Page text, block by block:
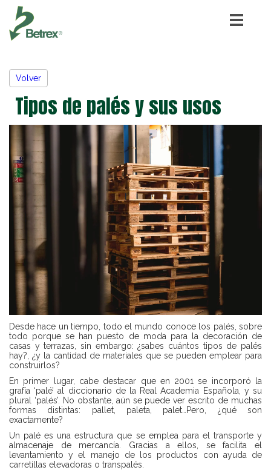
Volver
Tipos de palés y sus usos
Desde hace un tiempo, todo el mundo conoce los palés, sobre
todo porque se han puesto de moda para la decoración de
casas y terrazas, sin embargo: ¿sabes cuántos tipos de palés
hay?, ¿y la cantidad de materiales que se pueden emplear para
construirlos?
En primer lugar, cabe destacar que en 2001 se incorporó la
grafía ‘palé’ al diccionario de la Real Academia Española, y su
plural ‘palés’. No obstante, aún se puede ver escrito de muchas
formas distintas: pallet, paleta, palet…Pero, ¿qué son
exactamente?
Un palé es una estructura que se emplea para el transporte y
almacenaje de mercancía. Gracias a ellos, se facilita el
levantamiento y el manejo de los productos con ayuda de
carretillas elevadoras o transpalés.